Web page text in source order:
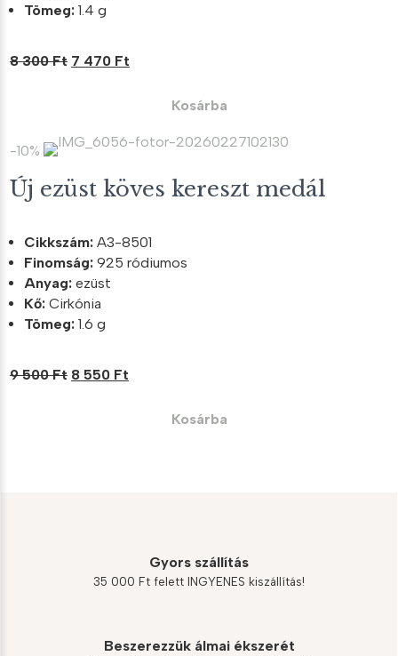
Tömeg: 1.4 g
8 300Ft Original
300 Ft.
7 470 Ft
470 Ft.
Kosárba
-10%
Új ezüst köves kereszt medál
Cikkszám: A3-8501
Finomság: 925 ródiumos
Anyag: ezüst
Kő: Cirkónia
Tömeg: 1.6 g
9 500Ft Original
8 550 Ft
Kosárba
Gyors szállítás
35 000 Ft felett INGYENES kiszállítás!
Beszerezzük álmai ékszerét